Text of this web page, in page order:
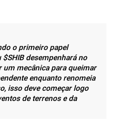
o primeiro papel
desempenhará no
um mecânica para queimar
enquanto renomeia
isso deve começar logo
de terrenos e da